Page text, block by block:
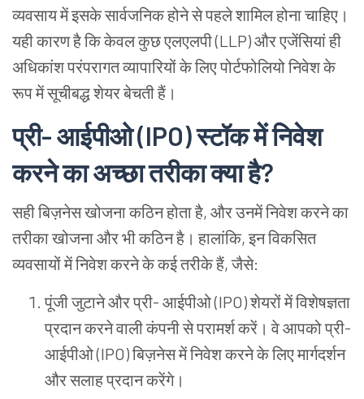
व्यवसाय में इसके सार्वजनिक होने से पहले शामिल होना चाहिए।
यही कारण है कि केवल कुछ एलएलपी (LLP) और एजेंसियां ही
अधिकांश परंपरागत व्यापारियों के लिए पोर्टफोलियो निवेश के
रूप में सूचीबद्ध शेयर बेचती हैं।
प्री- आईपीओ (IPO) स्टॉक में निवेश
करने का अच्छा तरीका क्या है?
सही बिज़नेस खोजना कठिनहोताहै, और उनमेंनिवेशकरने का
तरीका खोजनाऔरभी कठिन है। हालांकि, इन विकसित
व्यवसायों में निवेश करने के कई तरीके हैं, जैसे:
पूंजी जुटाने और प्री- आईपीओ (IPO) शेयरों में विशेषज्ञता
प्रदान करने वाली कंपनी से परामर्श करें। वे आपको प्री-
आईपीओ (IPO) बिज़नेस में निवेश करने के लिए मार्गदर्शन
और सलाह प्रदान करेंगे।